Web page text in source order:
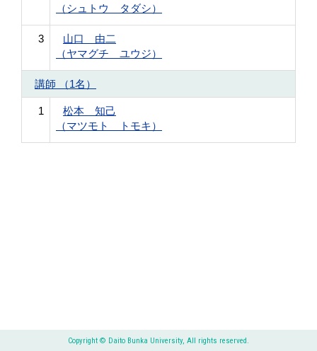
（シュトウ タダシ）
3
山口 由二
（ヤマグチ ユウジ）
講師 （1名）
1
松本 知己
（マツモト トモキ）
Copyright © Daito Bunka University, All rights reserved.